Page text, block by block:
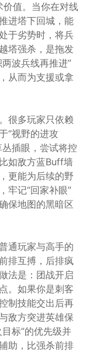
价值。当你在对线
进塔下回城，能
于劣势时，将兵
塔强杀，是拖发
波兵线再推进”
从而为支援或拿
很多玩家只依赖
“视野的进攻
插眼，尝试将控
如敌方蓝Buff墙
更能为后续的野
牢记“回家补眼”
保地图的黑暗区
通玩家与高手的
排互搏，后排疯
法是：团战开启
。如果你是刺客
制技能交出后再
敌方突进英雄保
标”的优先级并
助，比强杀前排